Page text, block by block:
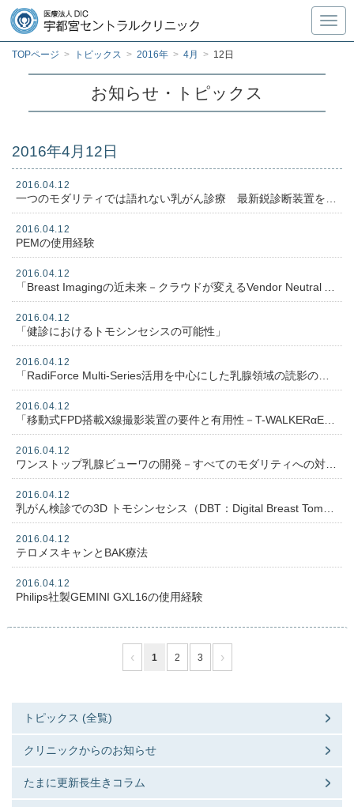
TOPページ > トピックス > 2016年 > 4月 > 12日
お知らせ・トピックス
2016年4月12日
2016.04.12
2016.04.12
PEMの使用経験
2016.04.12
2016.04.12
「健診におけるトモシンセシスの可能性」
2016.04.12
2016.04.12
2016.04.12
2016.04.12
2016.04.12
テロメスキャンとBAK療法
2016.04.12
Philips社製GEMINI GXL16の使用経験
‹ 1 2 3 ›
トピックス (全覧)
クリニックからのお知らせ
たまに更新長生きコラム